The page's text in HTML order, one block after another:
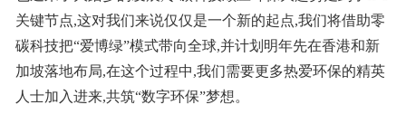
关键节点,这对我们来说仅仅是一个新的起点,我们将借助零
碳科技把“爱博绿”模式带向全球,并计划明年先在香港和新
加坡落地布局,在这个过程中,我们需要更多热爱环保的精英
人士加入进来,共筑“数字环保”梦想。